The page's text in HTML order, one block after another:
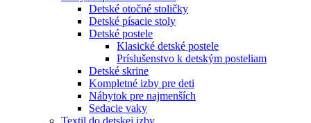
Detské otočné stoličky
Detské písacie stoly
Detské postele
Klasické detské postele
Príslušenstvo k detským posteliam
Detské skrine
Kompletné izby pre deti
Nábytok pre najmenších
Sedacie vaky
Textil do detskej izby